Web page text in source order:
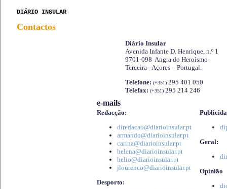
DIÁRIO INSULAR
Contactos
Diário Insular
Avenida Infante D. Henrique, n.º 1
9701-098 Angra do Heroísmo
Terceira - Açores – Portugal.
Telefone: (+351) 295 401 050
Telefax: (+351) 295 214 246
e-mails
Redacção:
diredacao@diarioinsular.pt
armando@diarioinsular.pt
carina@diarioinsular.pt
helena@diarioinsular.pt
helio@diarioinsular.pt
jlourenco@diarioinsular.pt
Desporto:
Geral:
Opinião